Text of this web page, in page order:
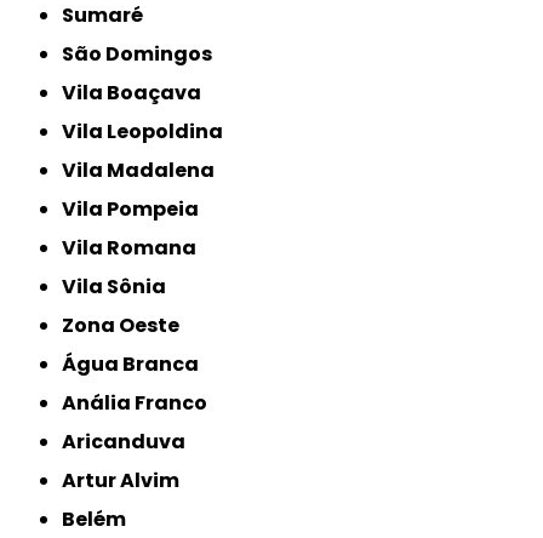
Sumaré
São Domingos
Vila Boaçava
Vila Leopoldina
Vila Madalena
Vila Pompeia
Vila Romana
Vila Sônia
Zona Oeste
Água Branca
Anália Franco
Aricanduva
Artur Alvim
Belém